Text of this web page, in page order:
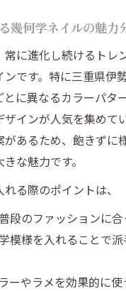
幾何学ネイルの魅力
常に進化し続けるトレ
ンです。特に三重県伊
に異なるカラーパタ
インが人気を集めて
があるため、飽きずに
な魅力です。
る際のポイントは、
段のファッションに
模様を入れることで
ーやラメを効果的に使